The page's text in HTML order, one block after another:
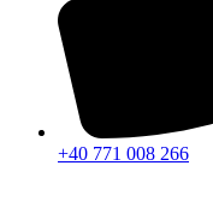
+40 771 008 266